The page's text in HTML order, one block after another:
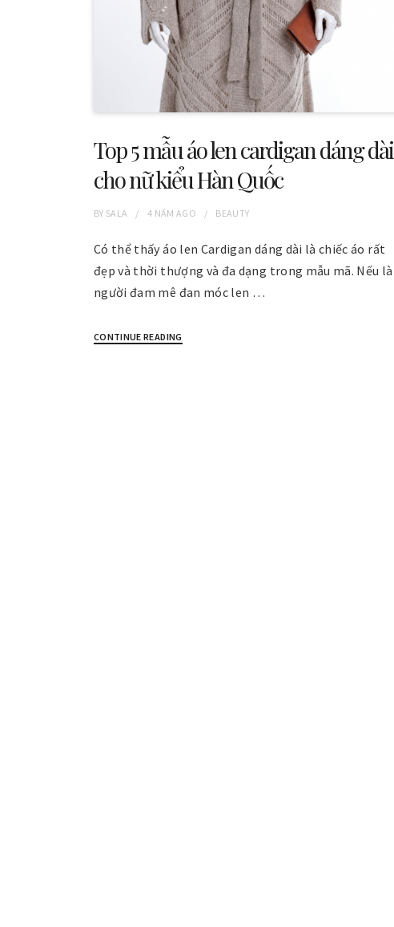
Top 5 mẫu áo len cardigan dáng dài
cho nữ kiểu Hàn Quốc
BY SALA 4 NĂM AGO BEAUTY
Có thể thấy áo len Cardigan dáng dài là chiếc áo rất
đẹp và thời thượng và đa dạng trong mẫu mã. Nếu là
người đam mê đan móc len …
CONTINUE READING